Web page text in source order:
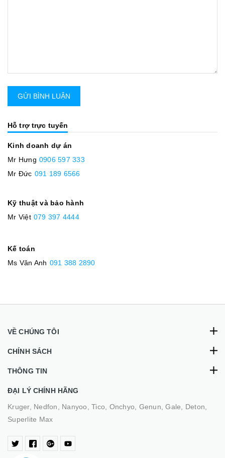
GỬI BÌNH LUẬN
Hỗ trợ trực tuyến
Kinh doanh dự án
Mr Hưng 0906 597 333
Mr Đức 091 189 6566
Kỹ thuật và bảo hành
Mr Việt 079 397 4444
Kế toán
Ms Vân Anh 091 388 2890
VỀ CHÚNG TÔI
CHÍNH SÁCH
THÔNG TIN
ĐẠI LÝ CHÍNH HÃNG
Kruger, Nedfon, Nanyoo, Tico, Onchyo, Genun, Gale, Deton,
Superlite Max